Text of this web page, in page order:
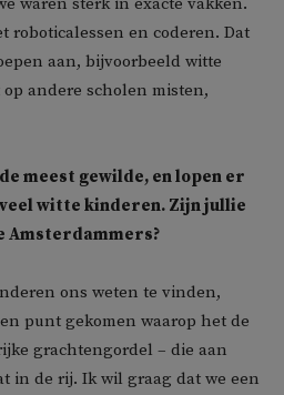
roboticalessen en coderen. Dat
aan, bijvoorbeeld witte
andere scholen misten,
meest gewilde, en lopen er
witte kinderen. Zijn jullie
Amsterdammers?
ons weten te vinden,
punt gekomen waarop het de
grachtengordel – die aan
in de rij. Ik wil graag dat we een